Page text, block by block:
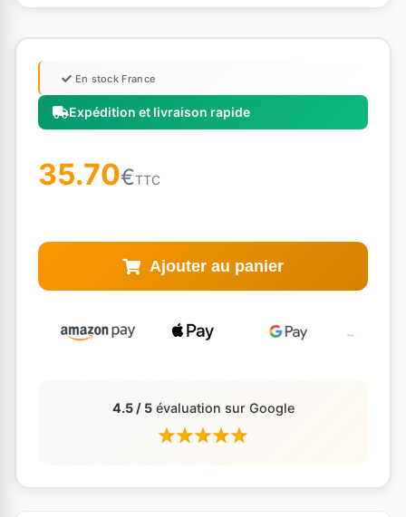
Expédition et livraison rapide
En stock France
35.70€TTC
Ajouter au panier
4.5 / 5évaluation sur Google